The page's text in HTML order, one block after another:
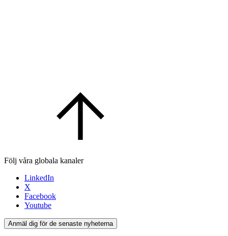
Följ våra globala kanaler
LinkedIn
X
Facebook
Youtube
Anmäl dig för de senaste nyheterna